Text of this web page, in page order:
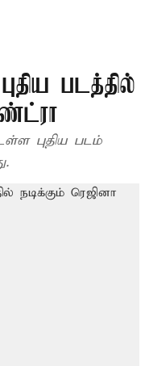
படத்தில்
புதிய படம்